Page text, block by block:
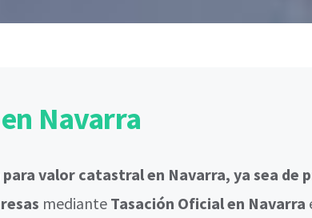
Navarra
valor catastral en Navarra, ya sea de
mediante Tasación Oficial en Navarra